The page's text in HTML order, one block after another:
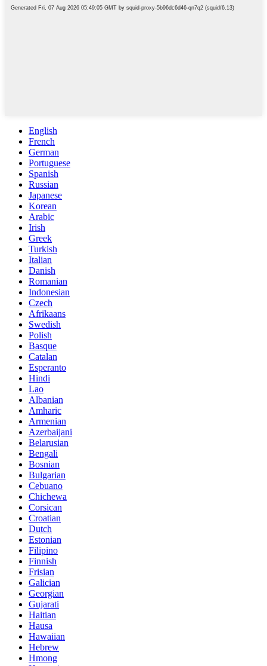
English
French
German
Portuguese
Spanish
Russian
Japanese
Korean
Arabic
Irish
Greek
Turkish
Italian
Danish
Romanian
Indonesian
Czech
Afrikaans
Swedish
Polish
Basque
Catalan
Esperanto
Hindi
Lao
Albanian
Amharic
Armenian
Azerbaijani
Belarusian
Bengali
Bosnian
Bulgarian
Cebuano
Chichewa
Corsican
Croatian
Dutch
Estonian
Filipino
Finnish
Frisian
Galician
Georgian
Gujarati
Haitian
Hausa
Hawaiian
Hebrew
Hmong